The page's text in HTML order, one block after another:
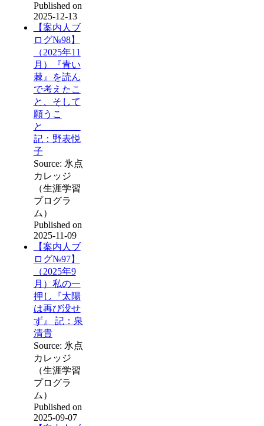
Published on
2025-12-13
【案内人ブ
ログ№98】
（2025年11
月）『青い
棘』を読ん
で考えたこ
と、そして
願うこ
と
記：野表悦
子
Source: 氷点
カレッジ
（生涯学習
プログラ
ム）
Published on
2025-11-09
【案内人ブ
ログ№97】
（2025年9
月）私の一
押し『太陽
は再び没せ
ず』 記：泉
清貴
Source: 氷点
カレッジ
（生涯学習
プログラ
ム）
Published on
2025-09-07